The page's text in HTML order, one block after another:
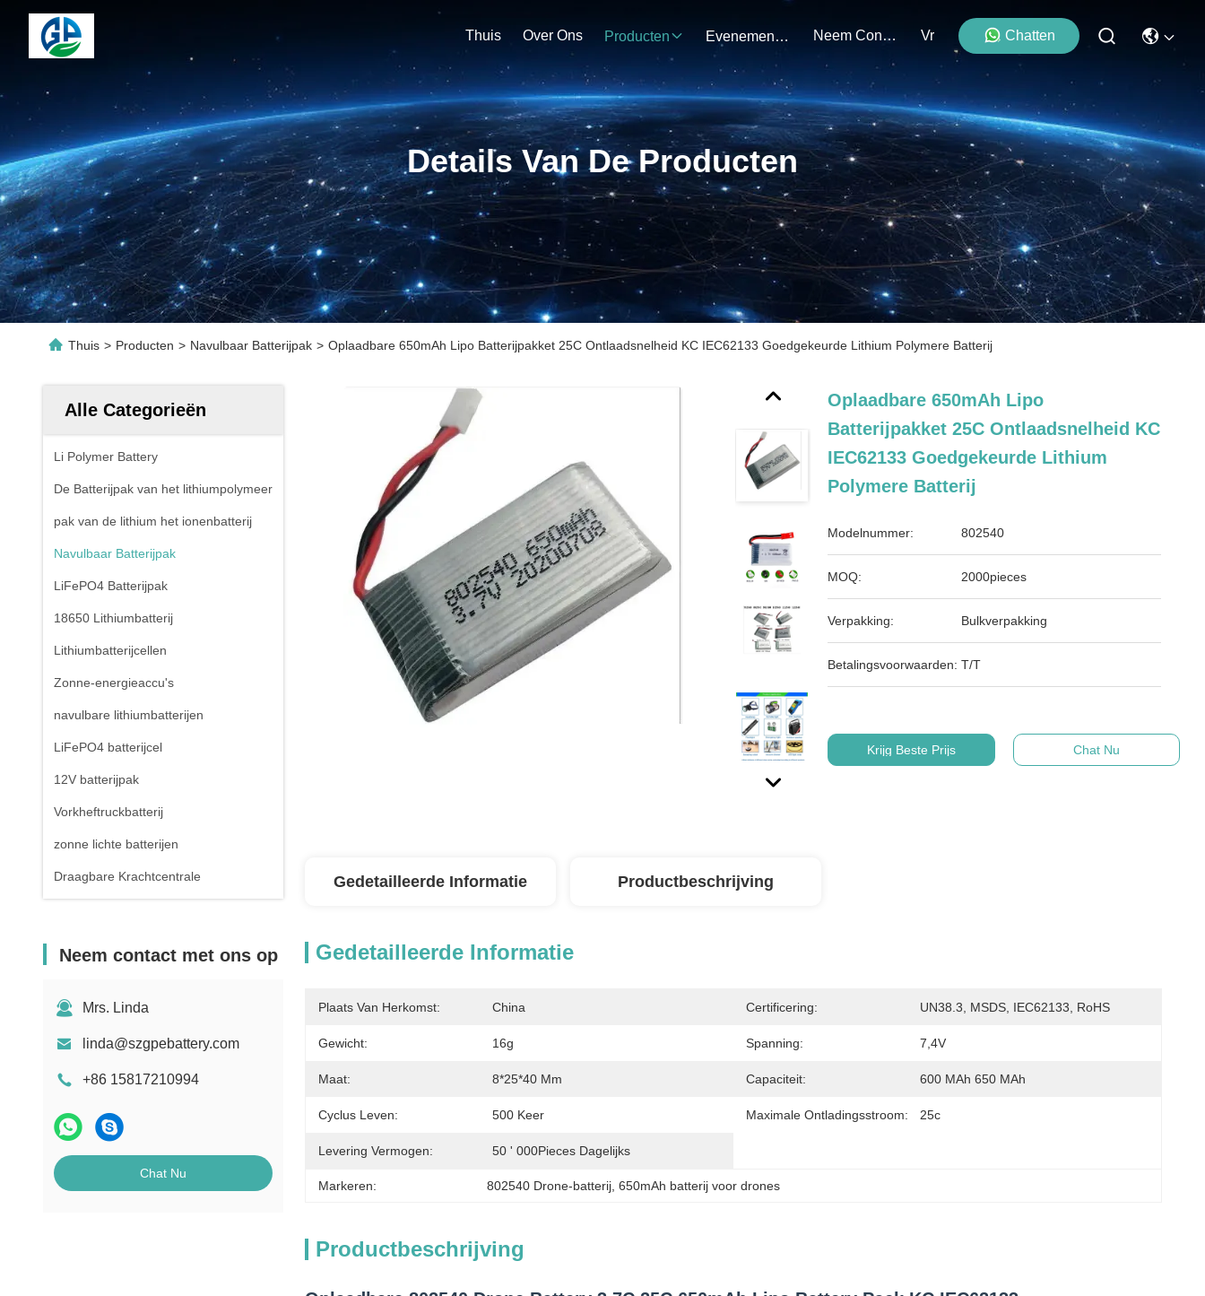
Thuis Over Ons Producten Evenementen Neem Contact Met Ons Op Vr Chatten
Details Van De Producten
Thuis > Producten > Navulbaar Batterijpak > Oplaadbare 650mAh Lipo Batterijpakket 25C Ontlaadsnelheid KC IEC62133 Goedgekeurde Lithium Polymere Batterij
Alle Categorieën
Li Polymer Battery
De Batterijpak van het lithiumpolymeer
pak van de lithium het ionenbatterij
Navulbaar Batterijpak
LiFePO4 Batterijpak
18650 Lithiumbatterij
Lithiumbatterijcellen
Zonne-energieaccu's
navulbare lithiumbatterijen
LiFePO4 batterijcel
12V batterijpak
Vorkheftruckbatterij
zonne lichte batterijen
Draagbare Krachtcentrale
Neem contact met ons op
Mrs. Linda
linda@szgpebattery.com
+86 15817210994
Chat Nu
Oplaadbare 650mAh Lipo
Batterijpakket 25C Ontlaadsnelheid KC
IEC62133 Goedgekeurde Lithium
Polymere Batterij
Modelnummer: 802540
MOQ: 2000pieces
Verpakking: Bulkverpakking
Betalingsvoorwaarden: T/T
Krijg Beste Prijs Chat Nu
Gedetailleerde Informatie Productbeschrijving
Gedetailleerde Informatie
Plaats Van Herkomst: China Certificering: UN38.3, MSDS, IEC62133, RoHS
Gewicht: 16g Spanning: 7,4V
Maat: 8*25*40 Mm Capaciteit: 600 MAh 650 MAh
Cyclus Leven: 500 Keer Maximale Ontladingsstroom: 25c
Levering Vermogen: 50 ' 000Pieces Dagelijks
Markeren: 802540 Drone-batterij , 650mAh batterij voor drones
Productbeschrijving